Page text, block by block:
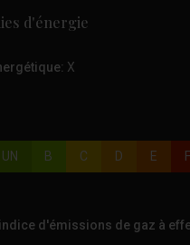
d'énergie
X
UN B C D E F
d'émissions de gaz à